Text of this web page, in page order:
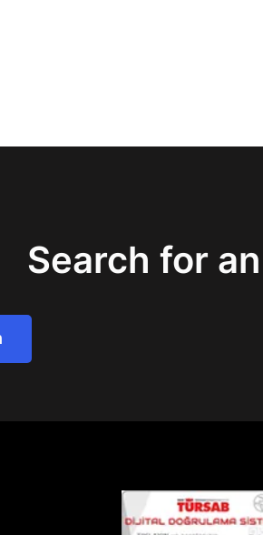
Search for